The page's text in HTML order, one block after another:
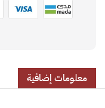
معلومات إضافية